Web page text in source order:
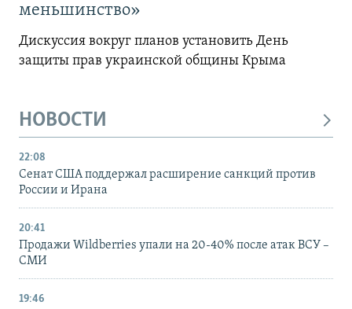
меньшинство»
Дискуссия вокруг планов установить День
защиты прав украинской общины Крыма
НОВОСТИ
22:08
Сенат США поддержал расширение санкций против
России и Ирана
20:41
Продажи Wildberries упали на 20-40% после атак ВСУ –
СМИ
19:46